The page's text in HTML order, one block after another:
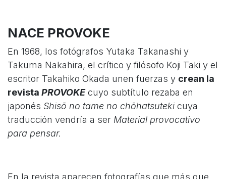
NACE PROVOKE
En 1968, los fotógrafos Yutaka Takanashi y
Takuma Nakahira, el crítico y filósofo Koji Taki y el
escritor Takahiko Okada unen fuerzas y crean la
revista PROVOKEcuyo subtítulo rezaba en
japonés Shisō no tame no chōhatsutekicuya
traducción vendría a ser Material provocativo
para pensar.
En la revista aparecen fotografías que más que